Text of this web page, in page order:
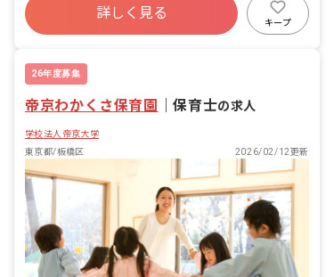
寮・住宅・家賃補助あり
社会保険完備
残業少なめ
詳しく見る
キープ
26年度募集
帝京わかくさ保育園 ｜保育士の求人
学校法人帝京大学
東京都/板橋区
2026/02/12更新